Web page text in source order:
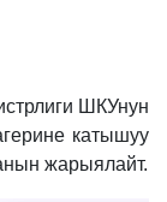
ШКУнун
катышуу
жарыялайт.